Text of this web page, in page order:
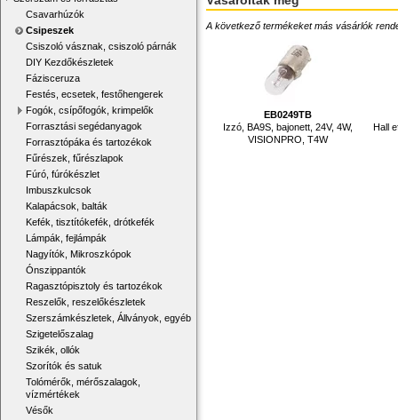
Csavarhúzók
Csipeszek
Csiszoló vásznak, csiszoló párnák
DIY Kezdőkészletek
Fázisceruza
Festés, ecsetek, festőhengerek
Fogók, csípőfogók, krimpelők
Forrasztási segédanyagok
Forrasztópáka és tartozékok
Fűrészek, fűrészlapok
Fúró, fúrókészlet
Imbuszkulcsok
Kalapácsok, balták
Kefék, tisztítókefék, drótkefék
Lámpák, fejlámpák
Nagyítók, Mikroszkópok
Ónszippantók
Ragasztópisztoly és tartozékok
Reszelők, reszelőkészletek
Szerszámkészletek, Állványok, egyéb
Szigetelőszalag
Szikék, ollók
Szorítók és satuk
Tolómérők, mérőszalagok,
vízmértékek
Vésők
A következő termékeket más vásárlók
EB0249TB
Izzó, BA9S, bajonett, 24V, 4W,
VISIONPRO, T4W
Hall